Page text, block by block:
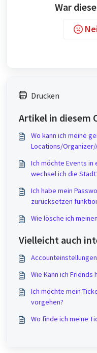
War
Drucken
Artikel in diesem
Wo kann ich meine
Locations/
Ich möchte Events in
wechsel ich die
Ich habe mein
zurücksetzen
Wie lösche ich
Vielleicht auch
Wie Kann ich
Ich möchte mein
vorgehen?
Wo finde ich meine